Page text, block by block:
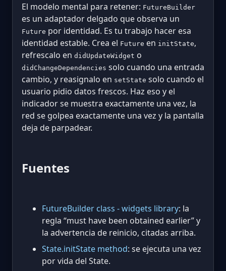
El modelo mental para retener: FutureBuilder
es un adaptador delgado que observa un
Future por identidad. Es tu trabajo hacer esa
identidad estable. Crea el Future en initState,
refrescalo en didUpdateWidget o
didChangeDependencies solo cuando una entrada
cambio, y reasignalo en setState solo cuando el
usuario pidio datos frescos. Haz eso y el
indicador se muestra exactamente una vez, la
red se golpea exactamente una vez y la pantalla
deja de parpadear.
Fuentes
FutureBuilder class - widgets library: la
regla “must have been obtained earlier” y
la advertencia de reinicio, citadas arriba.
State.initState method: se ejecuta una vez
por vida del State.